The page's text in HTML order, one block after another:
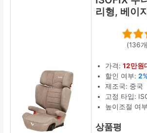
리형, 베이
(136
가격:12만원
할인 여부:
제조국: 중국
고정 타입:
높이조절 여
상품평